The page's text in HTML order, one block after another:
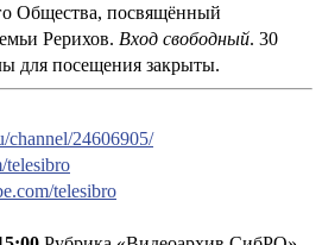
Общества, посвящённый
Рерихов. Вход свободный. 30
для посещения закрыты.
channel/24606905/
telesibro
telesibro